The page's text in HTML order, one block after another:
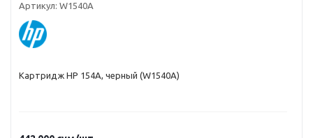
Артикул: W1540A
Картридж HP 154A, черный (W1540A)